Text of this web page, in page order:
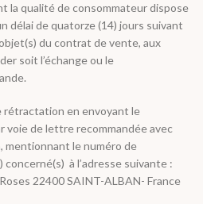
la qualité de consommateur dispose
délai de quatorze (14) jours suivant
du contrat de vente, aux
soit l’échange ou le
rétractation en envoyant le
voie de lettre recommandée avec
mentionnant le numéro de
à l’adresse suivante :
22400 SAINT-ALBAN- France